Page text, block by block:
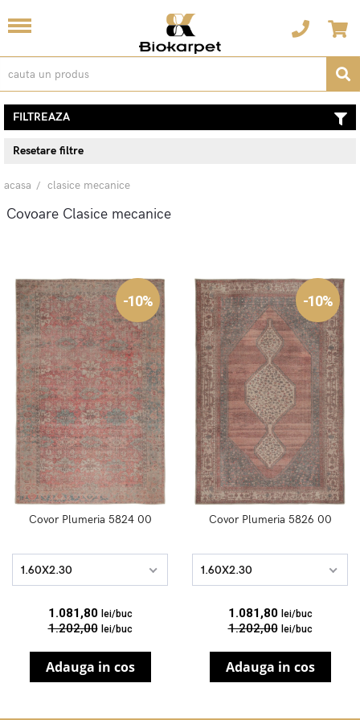
FILTREAZA
Resetare filtre
acasa clasice mecanice
Covoare Clasice mecanice
-10%
Covor Plumeria 5824 00
1.60X2.30
1.081,80 lei/buc
1.202,00 lei/buc
Adauga in cos
-10%
Covor Plumeria 5826 00
1.60X2.30
1.081,80 lei/buc
1.202,00 lei/buc
Adauga in cos